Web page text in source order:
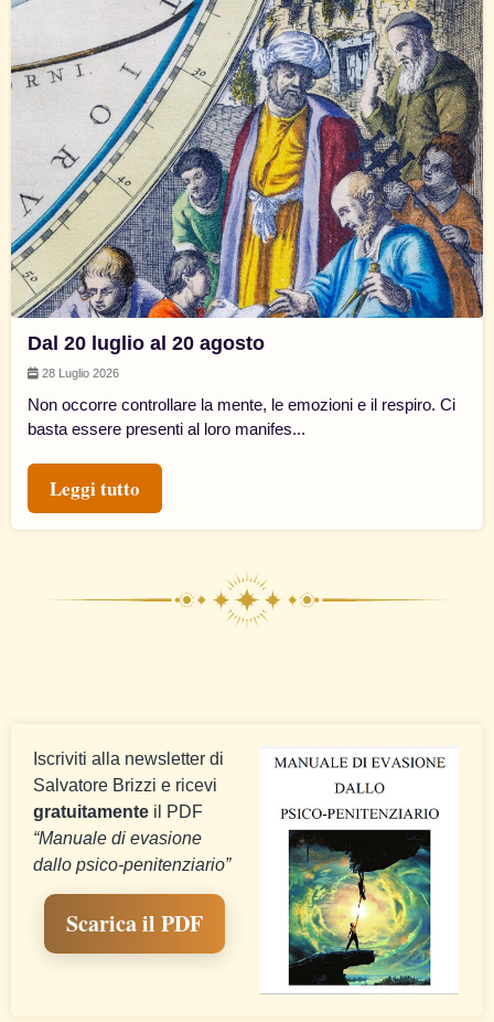
Dal 20 luglio al 20 agosto
28 Luglio 2026
Non occorre controllare la mente, le emozioni e il respiro. Ci
basta essere presenti al loro manifes...
Leggi tutto
Iscriviti alla newsletter di
Salvatore Brizzi e ricevi
gratuitamente il PDF
“Manuale di evasione
dallo psico-penitenziario”
Scarica il PDF